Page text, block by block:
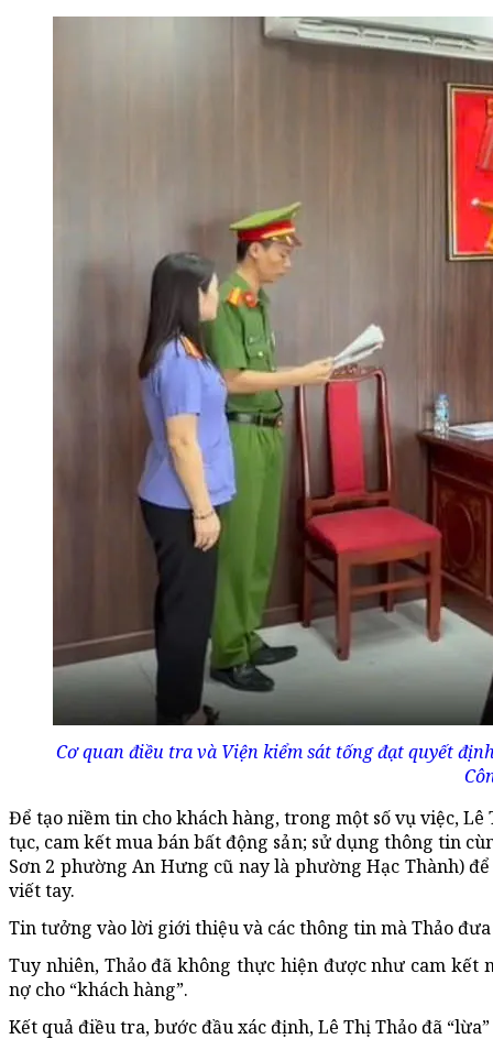
Cơ quan điều tra và Viện kiểm sát tống đạt quyết
Để tạo niềm tin cho khách hàng, trong một số vụ việc,
tục, cam kết mua bán bất động sản; sử dụng thông tin
Sơn 2 phường An Hưng cũ nay là phường Hạc Thành)
viết tay.
Tin tưởng vào lời giới thiệu và các thông tin mà Thảo
Tuy nhiên, Thảo đã không thực hiện được như cam kết
nợ cho “khách hàng”.
Kết quả điều tra, bước đầu xác định, Lê Thị Thảo đã